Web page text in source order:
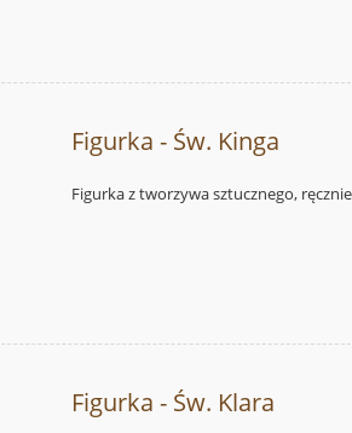
Figurka - Św. Kinga
Figurka z tworzywa sztucznego,
Figurka - Św. Klara